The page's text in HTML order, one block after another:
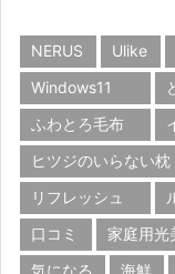
NERUS Ulike
Windows11
ふわとろ毛布
ヒツジのいらない枕
リフレッシュ
口コミ
家庭用光
気になる
海鮮